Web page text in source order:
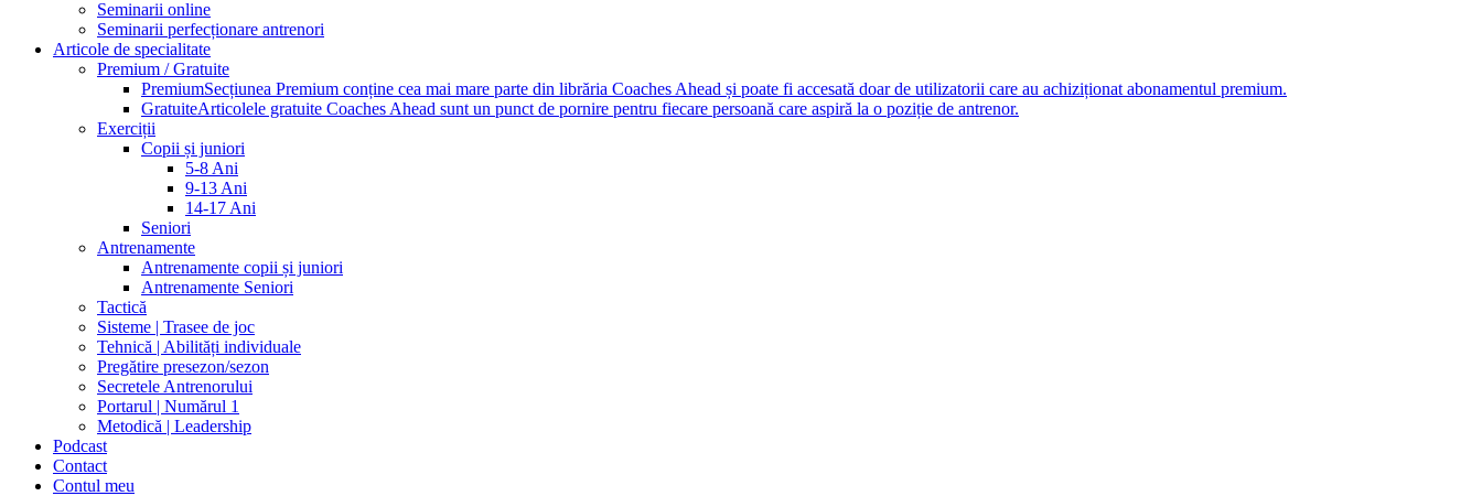
Seminarii online
Seminarii perfecționare antrenori
Articole de specialitate
Premium / Gratuite
PremiumSecțiunea Premium conține cea mai mare parte din librăria Coaches Ahead și poate fi accesată doar de utilizatorii care au achiziționat abonamentul premium.
GratuiteArticolele gratuite Coaches Ahead sunt un punct de pornire pentru fiecare persoană care aspiră la o poziție de antrenor.
Exerciții
Copii și juniori
5-8 Ani
9-13 Ani
14-17 Ani
Seniori
Antrenamente
Antrenamente copii și juniori
Antrenamente Seniori
Tactică
Sisteme | Trasee de joc
Tehnică | Abilități individuale
Pregătire presezon/sezon
Secretele Antrenorului
Portarul | Numărul 1
Metodică | Leadership
Podcast
Contact
Contul meu